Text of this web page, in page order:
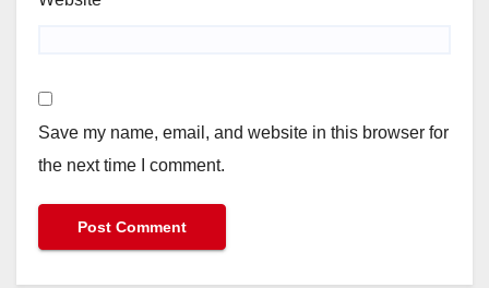
Save my name, email, and website in this browser for
the next time I comment.